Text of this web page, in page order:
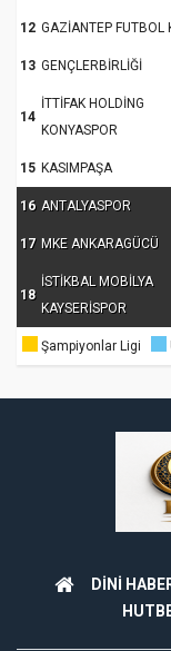
12 GAZİANTEP FUTBOL
13 GENÇLERBİRLİĞİ
14
İTTİFAK HOLDİNG
KONYASPOR
15 KASIMPAŞA
16 ANTALYASPOR
17 MKE ANKARAGÜCÜ
18
İSTİKBAL MOBİLYA
KAYSERİSPOR
Şampiyonlar Ligi
DİNİ